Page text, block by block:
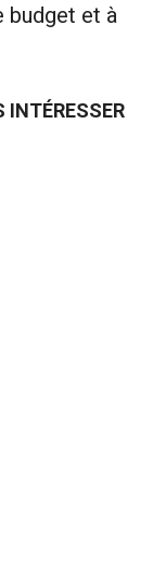
budget et à
INTÉRESSER